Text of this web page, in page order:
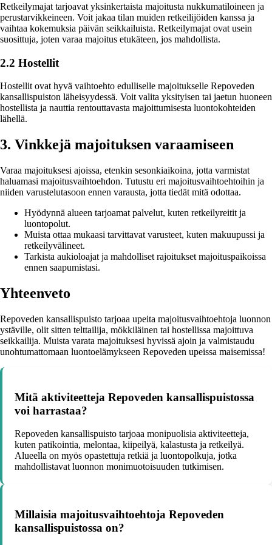
Retkeilymajat tarjoavat yksinkertaista majoitusta nukkumatiloineen ja
perustarvikkeineen. Voit jakaa tilan muiden retkeilijöiden kanssa ja
vaihtaa kokemuksia päivän seikkailuista. Retkeilymajat ovat usein
suosittuja, joten varaa majoitus etukäteen, jos mahdollista.
2.2 Hostellit
Hostellit ovat hyvä vaihtoehto edulliselle majoitukselle Repoveden
kansallispuiston läheisyydessä. Voit valita yksityisen tai jaetun huoneen
hostellista ja nauttia rentouttavasta majoittumisesta luontokohteiden
lähellä.
3. Vinkkejä majoituksen varaamiseen
Varaa majoituksesi ajoissa, etenkin sesonkiaikoina, jotta varmistat
haluamasi majoitusvaihtoehdon. Tutustu eri majoitusvaihtoehtoihin ja
niiden varustelutasoon ennen varausta, jotta tiedät mitä odottaa.
Hyödynnä alueen tarjoamat palvelut, kuten retkeilyreitit ja
luontopolut.
Muista ottaa mukaasi tarvittavat varusteet, kuten makuupussi ja
retkeilyvälineet.
Tarkista aukioloajat ja mahdolliset rajoitukset majoituspaikoissa
ennen saapumistasi.
Yhteenveto
Repoveden kansallispuisto tarjoaa upeita majoitusvaihtoehtoja luonnon
ystäville, olit sitten telttailija, mökkiläinen tai hostellissa majoittuva
seikkailija. Muista varata majoituksesi hyvissä ajoin ja valmistaudu
unohtumattomaan luontoelämykseen Repoveden upeissa maisemissa!
Mitä aktiviteetteja Repoveden kansallispuistossa
voi harrastaa?
Repoveden kansallispuisto tarjoaa monipuolisia aktiviteetteja,
kuten patikointia, melontaa, kiipeilyä, kalastusta ja retkeilyä.
Alueella on myös opastettuja retkiä ja luontopolkuja, jotka
mahdollistavat luonnon monimuotoisuuden tutkimisen.
Millaisia majoitusvaihtoehtoja Repoveden
kansallispuistossa on?